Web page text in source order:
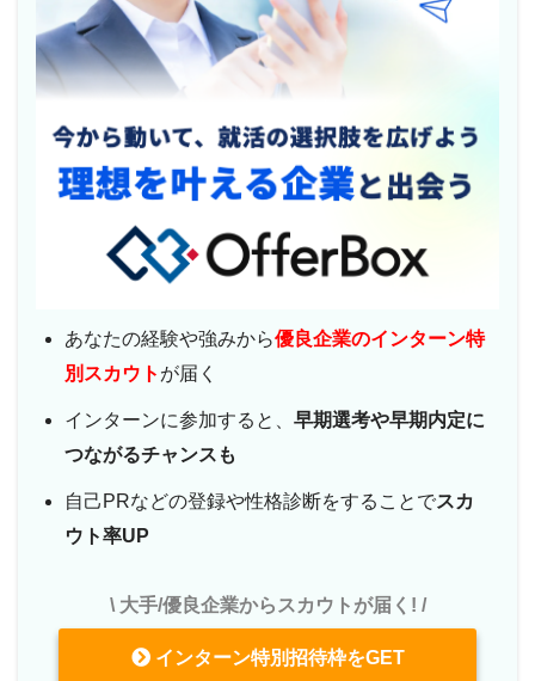
あなたの経験や強みから優良企業のインターン特
別スカウト が届く
インターンに参加すると、 早期選考や早期内定に
つながるチャンスも
自己PRなどの登録や性格診断をすることでスカ
ウト率UP
\ 大手/優良企業からスカウトが届く! /
インターン特別招待枠をGET